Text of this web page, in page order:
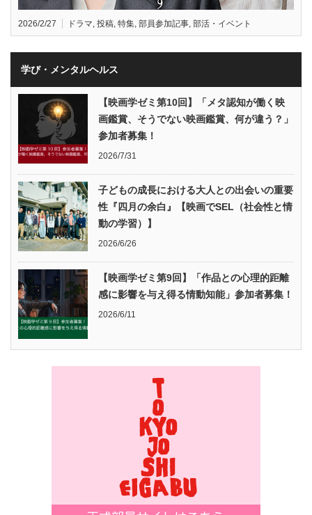
2026/2/27 ドラマ, 投稿, 特集, 部員参加記事, 部活・イベント
学び・メンタルヘルス
【映画学ゼミ第10回】「メタ認知が働く映
画鑑賞、そうでない映画鑑賞、何が違う？」
参加者募集！
2026/7/31
子どもの成長における大人との出会いの重要
性『四月の余白』【映画でSEL（社会性と情
動の学習）】
2026/6/26
【映画学ゼミ第9回】「作品との心理的距離
感に影響を与え得る情動知能」参加者募集！
2026/6/11